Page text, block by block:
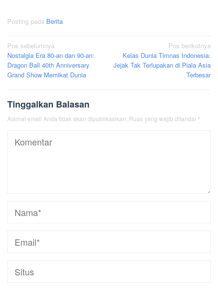
Posting pada Berita
Navigasi
pos
Pos sebelumnya
Nostalgia Era 80-an dan 90-an:
Dragon Ball 40th Anniversary
Grand Show Memikat Dunia
Pos berikutnya
Kelas Dunia Timnas Indonesia:
Jejak Tak Terlupakan di Piala Asia
Terbesar
Tinggalkan Balasan
Alamat email Anda tidak akan dipublikasikan. Ruas yang wajib ditandai *